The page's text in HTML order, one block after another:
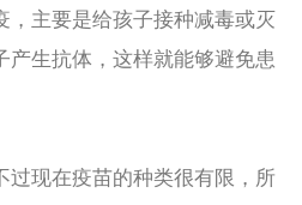
，主要是给孩子接种减毒或灭
产生抗体，这样就能够避免患
过现在疫苗的种类很有限，所